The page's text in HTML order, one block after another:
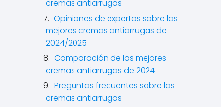
cremas antiarrugas
Opiniones de expertos sobre las
mejores cremas antiarrugas de
2024/2025
Comparación de las mejores
cremas antiarrugas de 2024
Preguntas frecuentes sobre las
cremas antiarrugas